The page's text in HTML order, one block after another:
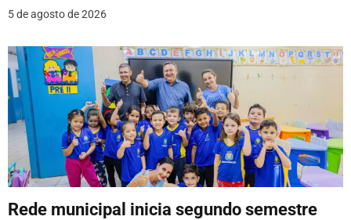
s
t
5 de agosto de 2026
Rede municipal inicia segundo semestre